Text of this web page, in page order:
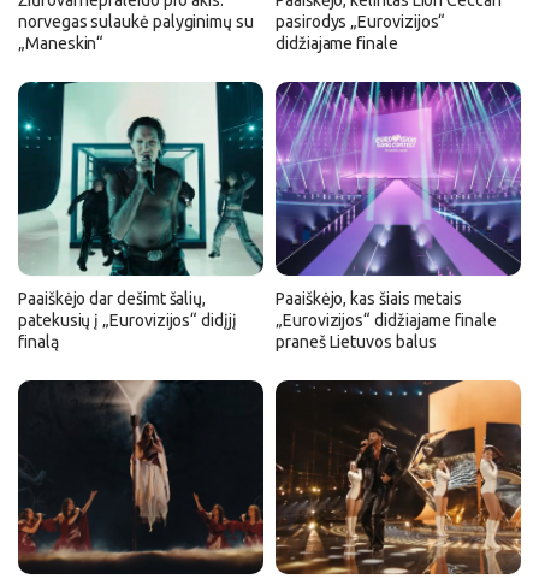
norvegas sulaukė palyginimų su
„Maneskin“
pasirodys „Eurovizijos“
didžiajame finale
Paaiškėjo dar dešimt šalių,
patekusių į „Eurovizijos“ didįjį
finalą
Paaiškėjo, kas šiais metais
„Eurovizijos“ didžiajame finale
praneš Lietuvos balus